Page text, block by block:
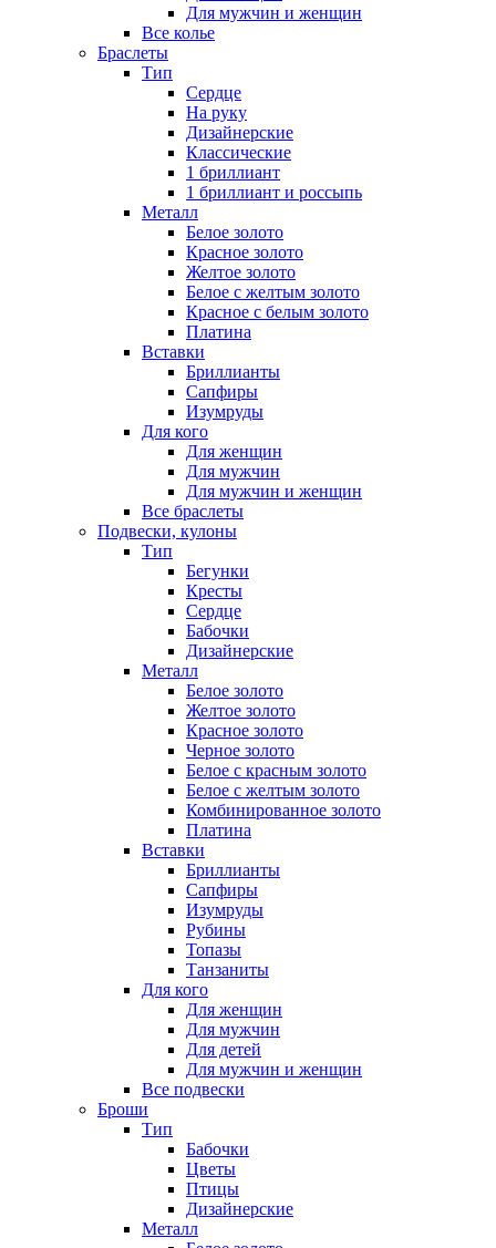
Для мужчин и женщин
Все колье
Браслеты
Тип
Сердце
На руку
Дизайнерские
Классические
1 бриллиант
1 бриллиант и россыпь
Металл
Белое золото
Красное золото
Желтое золото
Белое с желтым золото
Красное с белым золото
Платина
Вставки
Бриллианты
Сапфиры
Изумруды
Для кого
Для женщин
Для мужчин
Для мужчин и женщин
Все браслеты
Подвески, кулоны
Тип
Бегунки
Кресты
Сердце
Бабочки
Дизайнерские
Металл
Белое золото
Желтое золото
Красное золото
Черное золото
Белое с красным золото
Белое с желтым золото
Комбинированное золото
Платина
Вставки
Бриллианты
Сапфиры
Изумруды
Рубины
Топазы
Танзаниты
Для кого
Для женщин
Для мужчин
Для детей
Для мужчин и женщин
Все подвески
Броши
Тип
Бабочки
Цветы
Птицы
Дизайнерские
Металл